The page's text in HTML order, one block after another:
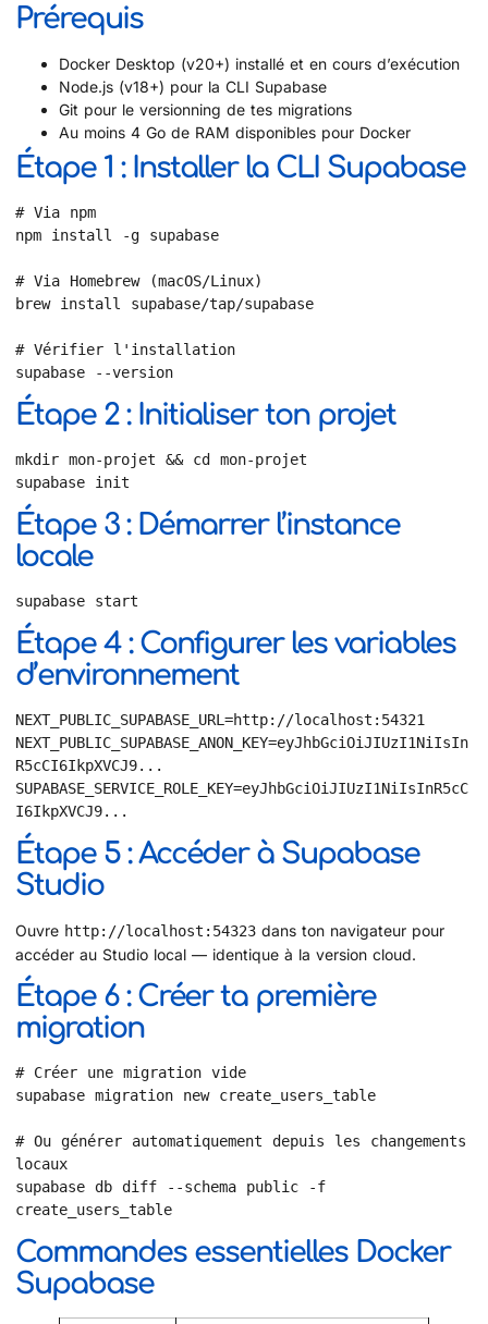
Prérequis
Docker Desktop (v20+) installé et en cours d’exécution
Node.js (v18+) pour la CLI Supabase
Git pour le versionning de tes migrations
Au moins 4 Go de RAM disponibles pour Docker
Étape 1 : Installer la CLI Supabase
# Via npm
npm install -g supabase
# Via Homebrew (macOS/Linux)
brew install supabase/tap/supabase
# Vérifier l'installation
supabase --version
Étape 2 : Initialiser ton projet
mkdir mon-projet && cd mon-projet
supabase init
Étape 3 : Démarrer l’instance
locale
supabase start
Étape 4 : Configurer les variables
d’environnement
NEXT_PUBLIC_SUPABASE_URL=http://localhost:54321
NEXT_PUBLIC_SUPABASE_ANON_KEY=eyJhbGciOiJIUzI1NiIsIn
R5cCI6IkpXVCJ9...
SUPABASE_SERVICE_ROLE_KEY=eyJhbGciOiJIUzI1NiIsInR5cC
I6IkpXVCJ9...
Étape 5 : Accéder à Supabase
Studio
Ouvre http://localhost:54323 dans ton navigateur pour
accéder au Studio local — identique à la version cloud.
Étape 6 : Créer ta première
migration
# Créer une migration vide
supabase migration new create_users_table
# Ou générer automatiquement depuis les changements
locaux
supabase db diff --schema public -f
create_users_table
Commandes essentielles Docker
Supabase